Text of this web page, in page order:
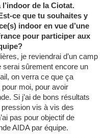
de la Ciotat.
ce que tu souhaites y
indoor en vue d’une
pour participer aux
je reviendrai d’un camp
serai sûrement encore un
on verra ce que ça
moi, pour avoir
Si j’ai de bons résultats
pression vis à vis des
pas pour objectif de
AIDA par équipe.